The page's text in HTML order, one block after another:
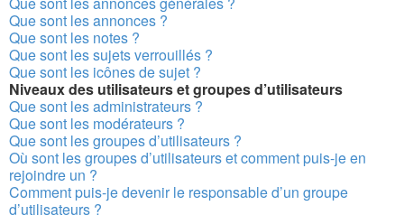
Que sont les annonces ?
Que sont les notes ?
Que sont les sujets verrouillés ?
Que sont les icônes de sujet ?
Niveaux des utilisateurs et groupes d’utilisateurs
Que sont les administrateurs ?
Que sont les modérateurs ?
Que sont les groupes d’utilisateurs ?
Où sont les groupes d’utilisateurs et comment puis-je en
rejoindre un ?
Comment puis-je devenir le responsable d’un groupe
d’utilisateurs ?